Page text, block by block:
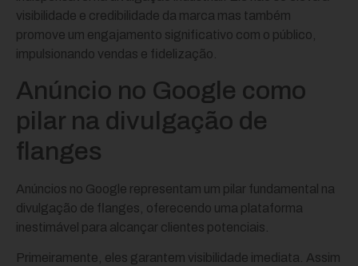
visibilidade e credibilidade da marca mas também
promove um engajamento significativo com o público,
impulsionando vendas e fidelização.
Anúncio no Google como
pilar na divulgação de
flanges
Anúncios no Google representam um pilar fundamental na
divulgação de flanges, oferecendo uma plataforma
inestimável para alcançar clientes potenciais.
Primeiramente, eles garantem visibilidade imediata. Assim